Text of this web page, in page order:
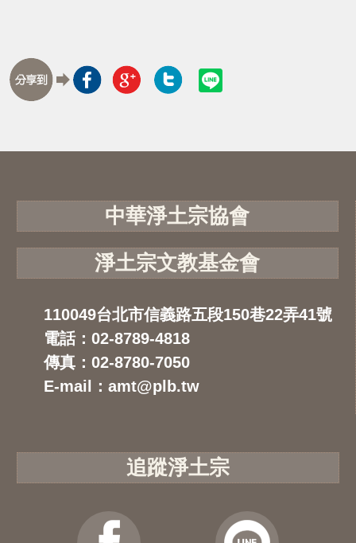
中華淨土宗協會
淨土宗文教基金會
110049台北市信義路五段150巷22弄41號
電話：02-8789-4818
傳真：02-8780-7050
E-mail：amt@plb.tw
追蹤淨土宗